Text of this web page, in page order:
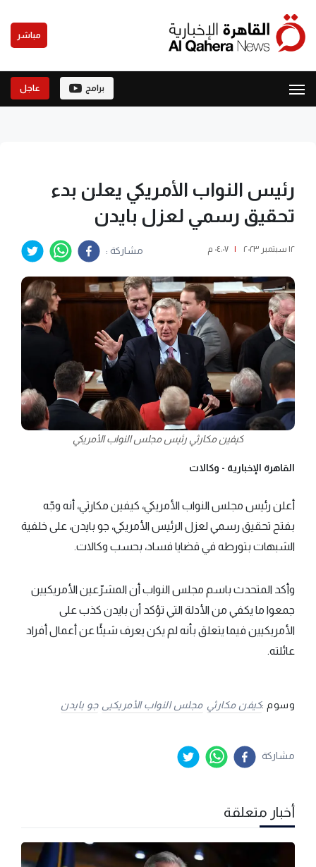
مباشر
برامج عاجل
رئيس النواب الأمريكي يعلن بدء
تحقيق رسمي لعزل بايدن
١٢ سبتمبر ٢٠٢٣ | ٠٤:٠٧ م مشاركة :
كيفين مكارثي رئيس مجلس النواب الأمريكي
القاهرة الإخبارية - وكالات
أعلن رئيس مجلس النواب الأمريكي، كيفين مكارثي، أنه وجّه
بفتح تحقيق رسمي لعزل الرئيس الأمريكي، جو بايدن، على خلفية
الشبهات بتورطه في قضايا فساد، بحسب وكالات.
وأكد المتحدث باسم مجلس النواب أن المشرّعين الأمريكيين
جمعوا ما يكفي من الأدلة التي تؤكد أن بايدن كذب على
الأمريكيين فيما يتعلق بأنه لم يكن يعرف شيئًا عن أعمال أفراد
عائلته.
وسوم :كيفن مكارثي مجلس النواب الأمريكيى جو بايدن
مشاركة
أخبار متعلقة